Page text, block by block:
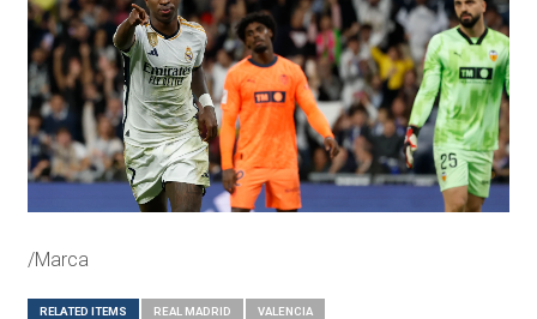
/Marca
RELATED ITEMS REAL MADRID VALENCIA